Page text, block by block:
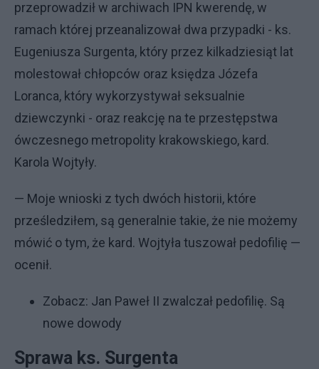
przeprowadził w archiwach IPN kwerendę, w
ramach której przeanalizował dwa przypadki - ks.
Eugeniusza Surgenta, który przez kilkadziesiąt lat
molestował chłopców oraz księdza Józefa
Loranca, który wykorzystywał seksualnie
dziewczynki - oraz reakcję na te przestępstwa
ówczesnego metropolity krakowskiego, kard.
Karola Wojtyły.
— Moje wnioski z tych dwóch historii, które
prześledziłem, są generalnie takie, że nie możemy
mówić o tym, że kard. Wojtyła tuszował pedofilię —
ocenił.
Zobacz: Jan Paweł II zwalczał pedofilię. Są
nowe dowody
Sprawa ks. Surgenta